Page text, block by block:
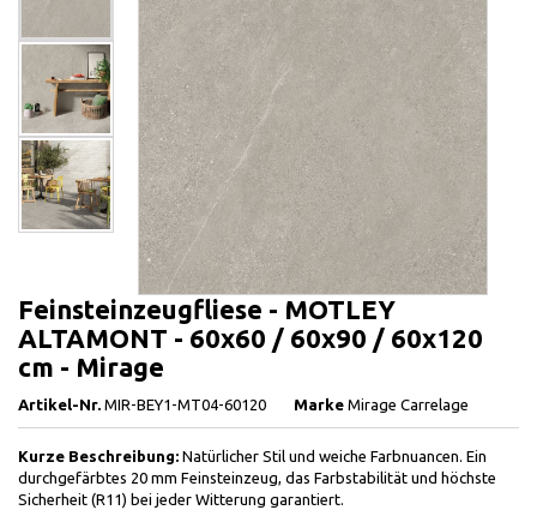
Feinsteinzeugfliese - MOTLEY
ALTAMONT - 60x60 / 60x90 / 60x120
cm - Mirage
Artikel-Nr. MIR-BEY1-MT04-60120 Marke Mirage Carrelage
Kurze Beschreibung: Natürlicher Stil und weiche Farbnuancen. Ein
durchgefärbtes 20 mm Feinsteinzeug, das Farbstabilität und höchste
Sicherheit (R11) bei jeder Witterung garantiert.